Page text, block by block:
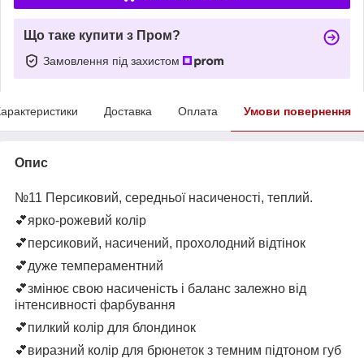
Що таке купити з Пром?
Замовлення під захистом
Доставка Оплата Умови повернення
Опис
№11 Персиковий, середньої насиченості, теплий.
💕ярко-рожевий колір
💕персиковий, насичений, прохолодний відтінок
💕дуже темпераментний
💕змінює свою насиченість і баланс залежно від
інтенсивності фарбування
💕пилкий колір для блондинок
💕виразний колір для брюнеток з темним підтоном губ